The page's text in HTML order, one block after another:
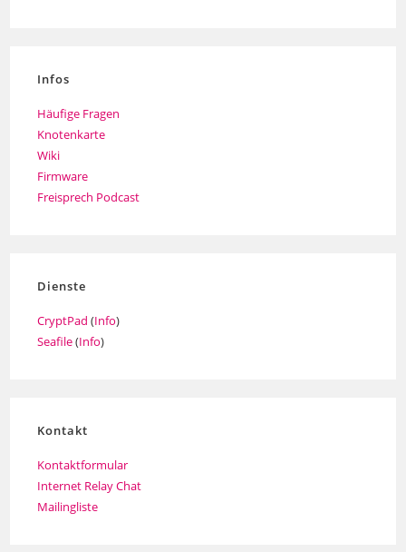
Infos
Häufige Fragen
Knotenkarte
Wiki
Firmware
Freisprech Podcast
Dienste
CryptPad (Info)
Seafile(Info)
Kontakt
Kontaktformular
Internet Relay Chat
Mailingliste